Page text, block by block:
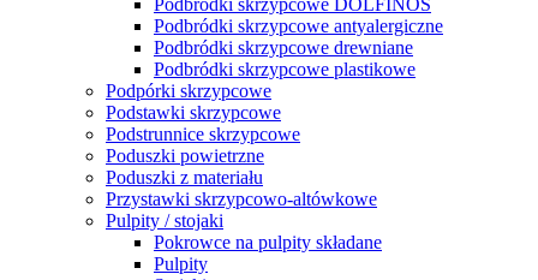
Podbródki skrzypcowe DOLFINOS
Podbródki skrzypcowe antyalergiczne
Podbródki skrzypcowe drewniane
Podbródki skrzypcowe plastikowe
Podpórki skrzypcowe
Podstawki skrzypcowe
Podstrunnice skrzypcowe
Poduszki powietrzne
Poduszki z materiału
Przystawki skrzypcowo-altówkowe
Pulpity / stojaki
Pokrowce na pulpity składane
Pulpity